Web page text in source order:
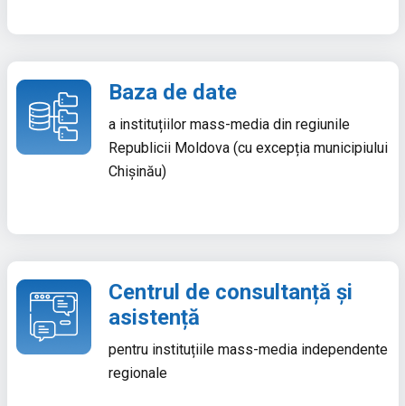
Baza de date
a instituțiilor mass-media din regiunile
Republicii Moldova (cu excepția municipiului
Chișinău)
Centrul de consultanță și
asistență
pentru instituțiile mass-media independente
regionale